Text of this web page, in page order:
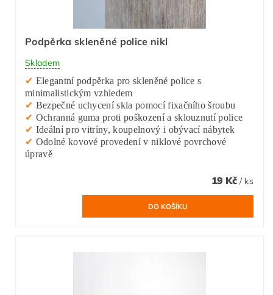
Podpěrka skleněné police nikl
Skladem
✔ Elegantní podpěrka pro skleněné police s
minimalistickým vzhledem
✔ Bezpečné uchycení skla pomocí fixačního šroubu
✔ Ochranná guma proti poškození a sklouznutí police
✔ Ideální pro vitríny, koupelnový i obývací nábytek
✔ Odolné kovové provedení v niklové povrchové
úpravě
19 Kč / ks